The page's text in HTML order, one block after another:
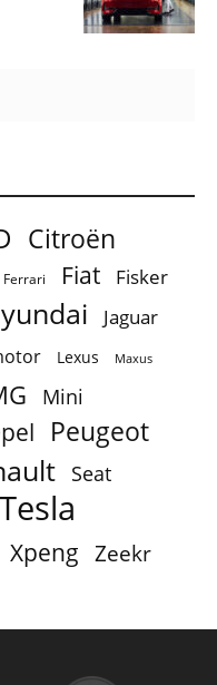
Citroën
Ferrari Fiat Fisker
Jaguar
Lexus Maxus
Mini
Peugeot
Seat
Tesla
Xpeng Zeekr